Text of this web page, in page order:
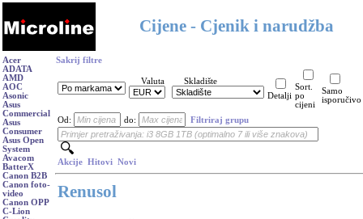
Cijene - Cjenik i narudžba
Acer
ADATA
AMD
AOC
Asonic
Asus
Commercial
Asus
Consumer
Asus Open
System
Avacom
BatterX
Canon B2B
Canon foto-
video
Canon OPP
C-Lion
Sakrij filtre
Valuta
Skladište
Detalji
Sort.
po
cijeni
Samo
isporučivo
Od: do: Filtriraj grupu
Akcije Hitovi Novi
Renusol